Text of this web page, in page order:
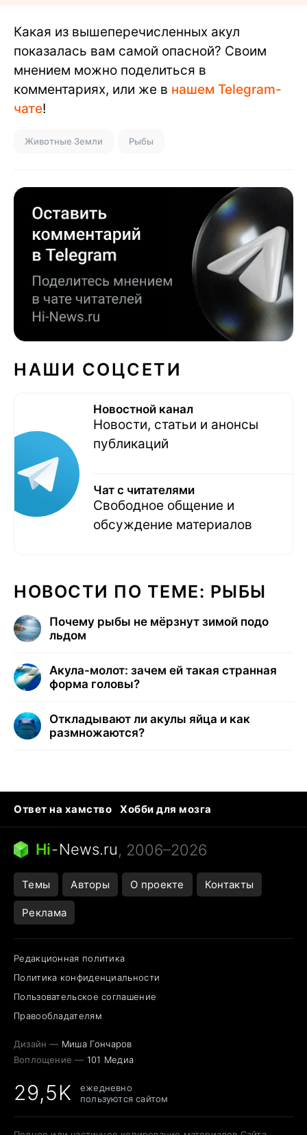
Какая из вышеперечисленных акул
показалась вам самой опасной? Своим
мнением можно поделиться в
комментариях, или же в нашем Telegram-
чате!
Животные Земли Рыбы
НАШИ СОЦСЕТИ
Новостной канал
Новости, статьи и анонсы
публикаций
Чат с читателями
Свободное общение и
обсуждение материалов
НОВОСТИ ПО ТЕМЕ: РЫБЫ
Почему рыбы не мёрзнут зимой подо
льдом
Акула-молот: зачем ей такая странная
форма головы?
Откладывают ли акулы яйца и как
размножаются?
Ответ на хамство
Хобби для мозга
Бензин 100 и 95
Тунцы в океанариуме
Следующая пандемия
Hi-News.ru, 2006–2026
Темы Авторы О проекте Контакты
Реклама
Редакционная политика
Политика конфиденциальности
Пользовательское соглашение
Правообладателям
Дизайн — Миша Гончаров
Воплощение — 101 Медиа
29,5K
ежедневно
пользуются сайтом